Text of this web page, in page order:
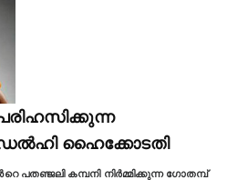
ഹൈക്കോടതി
പതഞ്ജലി കമ്പനി നിർമ്മിക്കുന്ന ഗോതമ്പ്